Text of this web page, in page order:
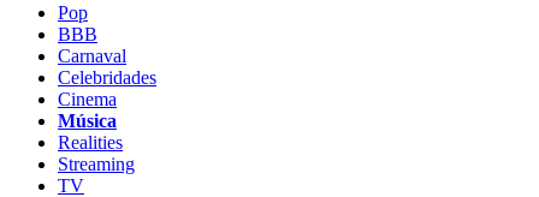
Pop
BBB
Carnaval
Celebridades
Cinema
Música
Realities
Streaming
TV